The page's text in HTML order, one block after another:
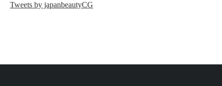
Tweets by japanbeautyCG